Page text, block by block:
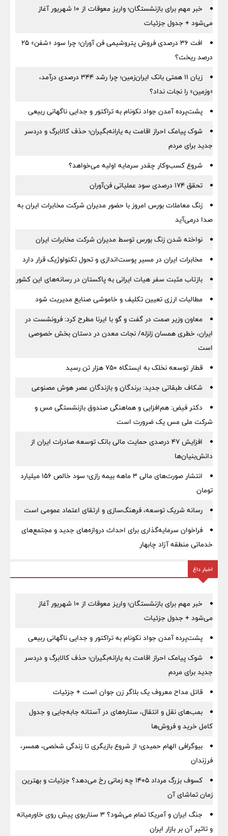
خبر مهم برای بازنشستگان؛ واریز معوقات از ۱۰ شهریور آغاز
می‌شود + جدول جزئیات
افت ۳۶ درصدی فروش پتروشیمی فن آوران؛ چرا سود «شفن» ۲۵
درصد ریخت؟
زیان ۱۱ همتی بانک ایران‌زمین؛ چرا رشد ۳۴۴ درصدی درآمد،
«وزمین» را نجات نداد؟
پشت‌پرده آمدن جواد نکونام به تراکتور و جدایی ناگهانی ربیعی
شوک پیامک احراز اقامت به یارانه‌بگیران؛ حذف کالابرگ و دردسر
جدید برای مردم
شروع کسب‌وکار چقدر سرمایه اولیه می‌خواهد؟
تحقق ۱۷۴ درصدی سود عملیاتی فن‌آوران
زنگ معاملات بورس امروز با حضور مدیران شرکت مخابرات ایران به
صدا درمی‌آید
نواخته شدن زنگ بورس توسط مدیران شرکت مخابرات ایران
مخابرات ایران در مسیر پوست‌اندازی و تحول تکنولوژیک قرار دارد
بازتاب مثبت سفر هیات ایرانی به پاکستان در رسانه‌های این کشور
مطالبات ارزی تعیین تکلیف و خاموشی صنایع مدیریت شود
معاون وزیر صمت در گفت و گو با ایرنا مطرح کرد: فرونشست در
ایران، خطری همسان زلزله/ نجات معدن در دستان بخش خصوصی
است
قطار توسعه نخلک به ایستگاه ۷۵۰ هزار تن رسید
شکاف طبقاتی جدید: برندگان و بازندگان عصر هوش مصنوعی
دکتر فیض: هم‌افزایی و هماهنگی صندوق بازنشستگی مس و
شرکت ملی مس یک ضرورت است
افزایش ۴۷ درصدی حمایت مالی بانک توسعه صادرات ایران از
دانش‌بنیان‌ها
انتشار صورت‌های مالی ۳ ماهه بیمه رازی؛ سود خالص ۱۵۶ میلیارد
تومان
رسانه شریک توسعه، فرهنگ‌سازی و ارتقای اعتماد عمومی است
فراخوان سرمایه‌گذاری برای احداث دروازه‌های جدید و مجتمع‌های
خدماتی منطقه آزاد چابهار
اخبار داغ
خبر مهم برای بازنشستگان؛ واریز معوقات از ۱۰ شهریور آغاز
می‌شود + جدول جزئیات
پشت‌پرده آمدن جواد نکونام به تراکتور و جدایی ناگهانی ربیعی
شوک پیامک احراز اقامت به یارانه‌بگیران؛ حذف کالابرگ و دردسر
جدید برای مردم
قاتل مداح معروف یک بلاگر زن جوان است + جزئیات
بمب‌های نقل و انتقال، ستاره‌های در آستانه جابه‌جایی و جدول
کامل خرید و فروش‌ها
بیوگرافی الهام حمیدی؛ از شروع بازیگری تا زندگی شخصی، همسر،
فرزندان
کسوف بزرگ مرداد ۱۴۰۵ چه زمانی رخ می‌دهد؟ جزئیات و بهترین
زمان تماشای آن
جنگ ایران و آمریکا تمام می‌شود؟ ۳ سناریوی پیش روی خاورمیانه
و تاثیر آن بر بازار ایران